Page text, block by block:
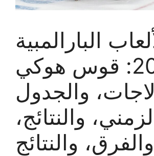
البارالمبية
2018: قوس هوكي
والجدول
والنتائج،
والفرق، والنتائج